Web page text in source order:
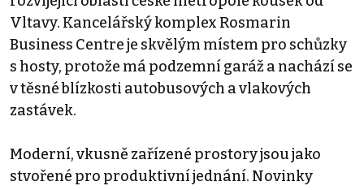
Vltavy. Kancelářský komplex Rosmarin
Business Centre je skvělým místem pro schůzky
s hosty, protože má podzemní garáž a nachází se
v těsné blízkosti autobusových a vlakových
zastávek.
Moderní, vkusně zařízené prostory jsou jako
stvořené pro produktivní jednání. Novinky